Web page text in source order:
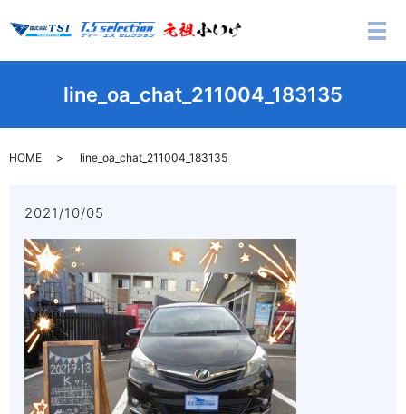
メ
line_oa_chat_211004_183135
HOME line_oa_chat_211004_183135
2021/10/05